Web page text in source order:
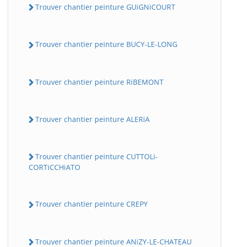
Trouver chantier peinture GUiGNiCOURT
Trouver chantier peinture BUCY-LE-LONG
Trouver chantier peinture RiBEMONT
Trouver chantier peinture ALERiA
Trouver chantier peinture CUTTOLi-
CORTiCCHiATO
Trouver chantier peinture CREPY
Trouver chantier peinture ANiZY-LE-CHATEAU